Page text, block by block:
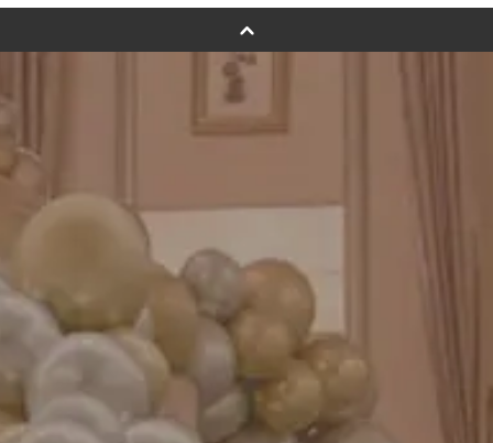
バルーンフラワーブーケについて
プリントフォント詳細＆使用例
お知らせ